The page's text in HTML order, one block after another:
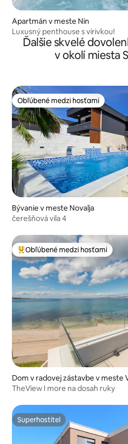
Apartmán v meste Nin
Luxusný penthouse s vírivkou!
Ďalšie skvelé
v okolí miesta
Obľúbené medzi hosťami
Obľúbené medzi hosťami
Bývanie v meste Novalja
čerešňová vila 4
Najobľúbenejšie medzi hosťami
Obľúbené medzi hosťami
Dom v radovej zástavbe v meste
TheView I more na dosah ruky
Superhostiteľ
Superhostiteľ